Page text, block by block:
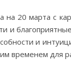
на 20 марта с
и
и
временем для